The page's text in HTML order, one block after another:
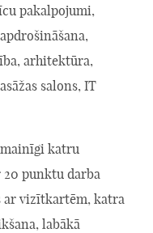
pakalpojumi,
arhitektūra,
salons, IT
katru
20 punktu darba
ar vizītkartēm, katra
labākā